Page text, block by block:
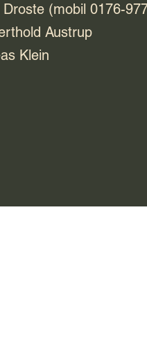
(mobil 0176-
Austrup
Klein